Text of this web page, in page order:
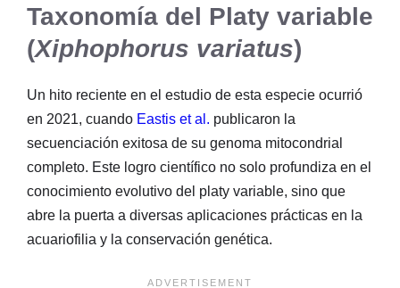
Taxonomía del Platy variable
(Xiphophorus variatus)
Un hito reciente en el estudio de esta especie ocurrió
en 2021, cuando Eastis et al. publicaron la
secuenciación exitosa de su genoma mitocondrial
completo. Este logro científico no solo profundiza en el
conocimiento evolutivo del platy variable, sino que
abre la puerta a diversas aplicaciones prácticas en la
acuariofilia y la conservación genética.